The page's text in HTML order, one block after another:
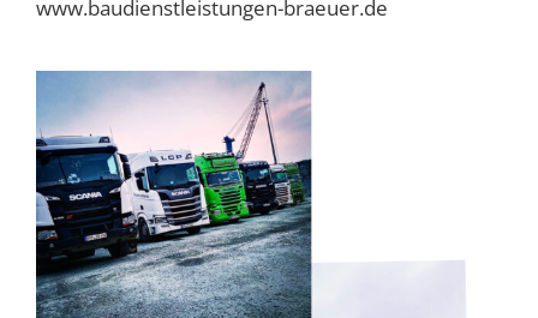
www.baudienstleistungen-braeuer.de